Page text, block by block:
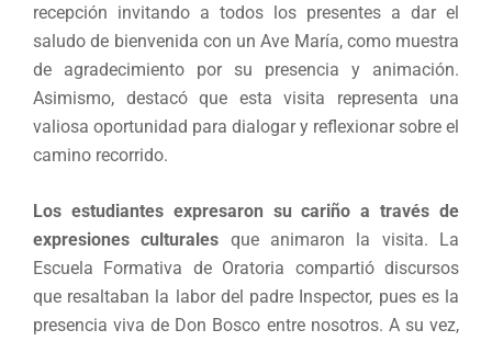
recepción invitando a todos los presentes a dar el
saludo de bienvenida con un Ave María, como muestra
de agradecimiento por su presencia y animación.
Asimismo, destacó que esta visita representa una
valiosa oportunidad para dialogar y reflexionar sobre el
camino recorrido.
Los estudiantes expresaron su cariño a través de
expresiones culturales que animaron la visita. La
Escuela Formativa de Oratoria compartió discursos
que resaltaban la labor del padre Inspector, pues es la
presencia viva de Don Bosco entre nosotros. A su vez,